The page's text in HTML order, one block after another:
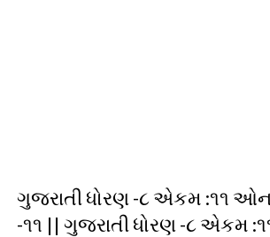
ગુજરાતી ધોરણ -૮ એકમ :૧૧
-૧૧ || ગુજરાતી ધોરણ -૮ એકમ